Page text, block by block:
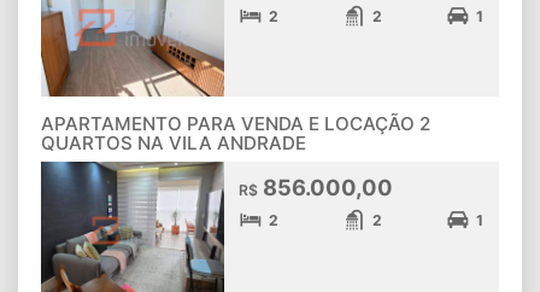
2 2 1
APARTAMENTO PARA VENDA E LOCAÇÃO 2
QUARTOS NA VILA ANDRADE
R$ 856.000,00
2 2 1